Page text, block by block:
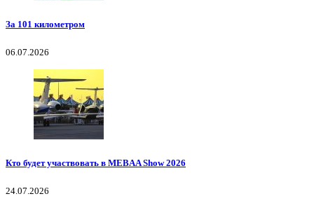
За 101 километром
06.07.2026
Кто будет участвовать в MEBAA Show 2026
24.07.2026